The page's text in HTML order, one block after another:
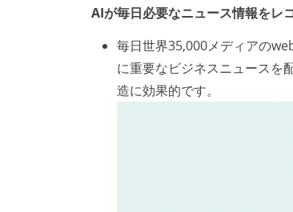
AIが毎日必要なニュース情報をレ
毎日世界35,000メディアの
に重要なビジネスニュースを
造に効果的です。